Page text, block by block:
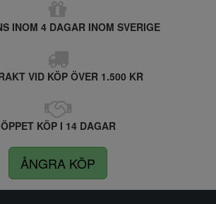
INOM 4 DAGAR INOM SVERIGE
VID KÖP ÖVER 1.500 KR
ÖPPET KÖP I 14 DAGAR
ÅNGRA KÖP